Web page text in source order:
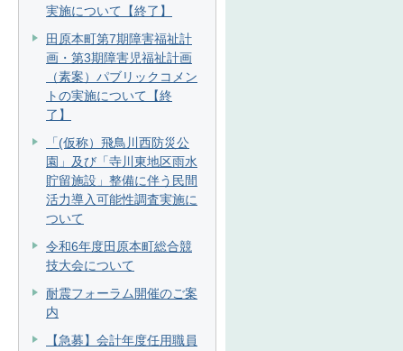
実施について【終了】
田原本町第7期障害福祉計
画・第3期障害児福祉計画
（素案）パブリックコメン
トの実施について【終
了】
「(仮称）飛鳥川西防災公
園」及び「寺川東地区雨水
貯留施設」整備に伴う民間
活力導入可能性調査実施に
ついて
令和6年度田原本町総合競
技大会について
耐震フォーラム開催のご案
内
【急募】会計年度任用職員